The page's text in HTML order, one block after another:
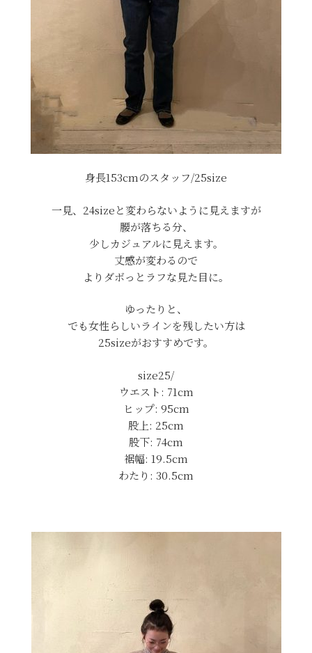
身長153cmのスタッフ/25size
一見、24sizeと変わらないように見えますが
腰が落ちる分、
少しカジュアルに見えます。
丈感が変わるので
よりダボっとラフな見た目に。
ゆったりと、
でも女性らしいラインを残したい方は
25sizeがおすすめです。
size25/
ウエスト: 71cm
ヒップ: 95cm
股上: 25cm
股下: 74cm
裾幅: 19.5cm
わたり: 30.5cm